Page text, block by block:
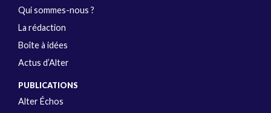
Qui sommes-nous ?
La rédaction
Boîte à idées
Actus d’Alter
PUBLICATIONS
Alter Échos